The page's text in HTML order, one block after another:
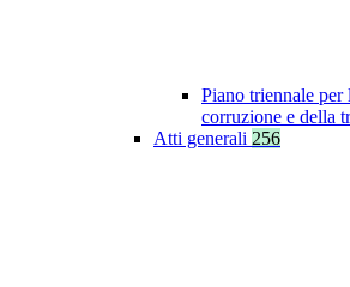
Piano triennale per
corruzione e della
Atti generali 256